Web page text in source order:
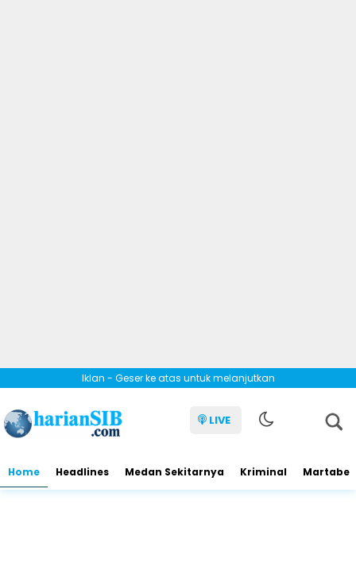
Iklan - Geser ke atas untuk melanjutkan
LIVE
Home Headlines Medan Sekitarnya Kriminal Martabe